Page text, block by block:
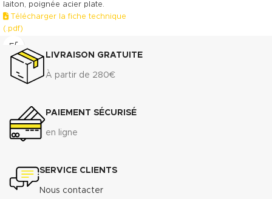
laiton, poignée acier plate.
Télécharger la fiche technique
(.pdf)
LIVRAISON GRATUITE
À partir de 280€
PAIEMENT SÉCURISÉ
en ligne
SERVICE CLIENTS
Nous contacter